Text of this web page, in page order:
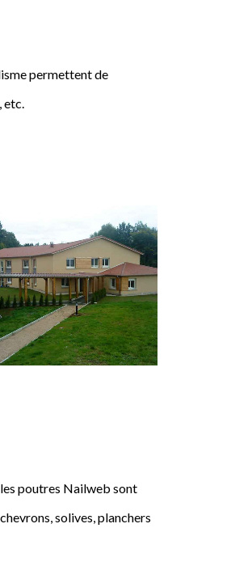
permettent de
etc.
poutres Nailweb sont
solives, planchers